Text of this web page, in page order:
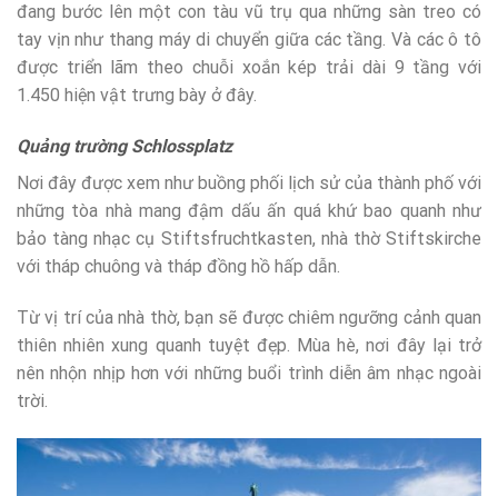
đang bước lên một con tàu vũ trụ qua những sàn treo có
tay vịn như thang máy di chuyển giữa các tầng. Và các ô tô
được triển lãm theo chuỗi xoắn kép trải dài 9 tầng với
1.450 hiện vật trưng bày ở đây.
Quảng trường Schlossplatz
Nơi đây được xem như buồng phối lịch sử của thành phố với
những tòa nhà mang đậm dấu ấn quá khứ bao quanh như
bảo tàng nhạc cụ Stiftsfruchtkasten, nhà thờ Stiftskirche
với tháp chuông và tháp đồng hồ hấp dẫn.
Từ vị trí của nhà thờ, bạn sẽ được chiêm ngưỡng cảnh quan
thiên nhiên xung quanh tuyệt đẹp. Mùa hè, nơi đây lại trở
nên nhộn nhịp hơn với những buổi trình diễn âm nhạc ngoài
trời.